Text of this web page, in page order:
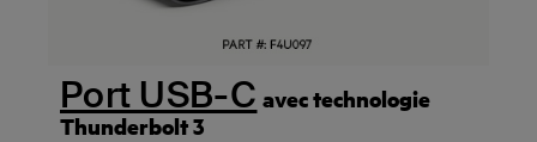
Port USB-C avec technologie
Thunderbolt 3